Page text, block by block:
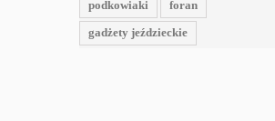
podkowiaki
foran
gadżety jeździeckie